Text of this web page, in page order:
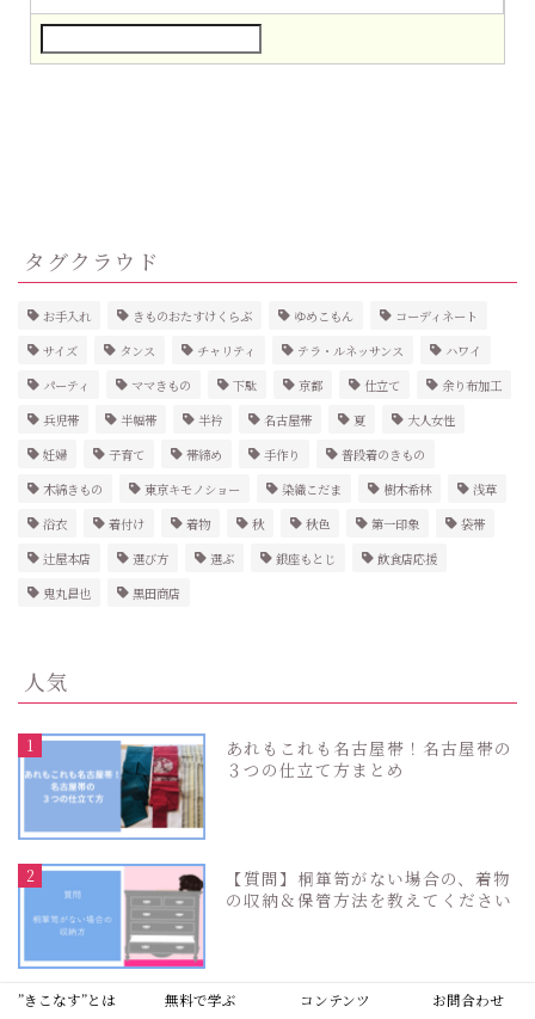
タグクラウド
お手入れ きものおたすけくらぶ ゆめこもん
コーディネート
サイズ
タンス チャリティ テラ・ルネッサンス
ハワイ
パーティ
ママきもの 下駄 京都 仕立て
余り布加工
兵児帯
半幅帯 半衿 名古屋帯 夏
大人女性
妊婦
子育て 帯締め 手作り
普段着のきもの
木綿きもの
東京キモノショー 染織こだま 樹木希林
浅草
浴衣
着付け 着物 秋 秋色 第一印象
袋帯
辻屋本店
選び方 選ぶ 銀座もとじ
飲食店応援
鬼丸昌也
黒田商店
人気
1
あれもこれも名古屋帯！名古屋帯の
３つの仕立て方まとめ
2
【質問】桐箪笥がない場合の、着物
の収納＆保管方法を教えてください
3
浴衣の素材まとめ／素材で変わる
”きこなす”とは 無料で学ぶ コンテンツ お問合わせ